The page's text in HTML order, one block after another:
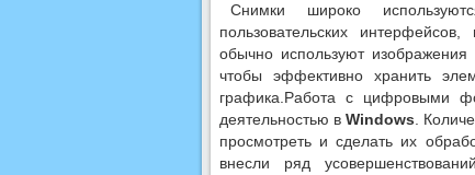
Снимки широко
пользовательских
обычно используют
чтобы эффективно хранить
графика.Работа с цифровыми
деятельностью в Windows .
просмотреть и сделать их
внесли ряд